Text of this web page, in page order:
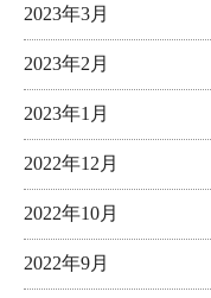
2023年3月
2023年2月
2023年1月
2022年12月
2022年10月
2022年9月